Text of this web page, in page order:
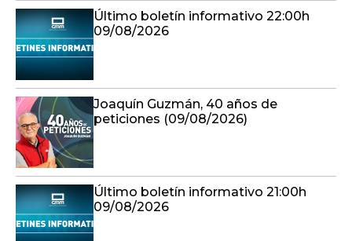
Último boletín informativo 22:00h
09/08/2026
Joaquín Guzmán, 40 años de
peticiones (09/08/2026)
Último boletín informativo 21:00h
09/08/2026